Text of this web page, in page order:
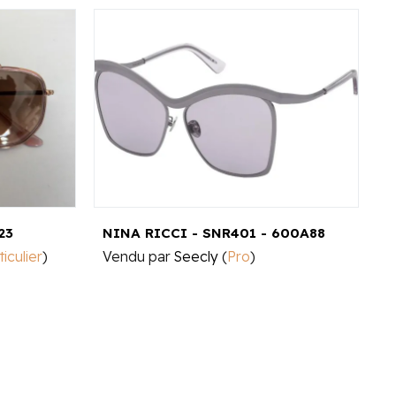
)
NINA RICCI - SNR401 - 600A88
Vendu par Seecly (Pro)